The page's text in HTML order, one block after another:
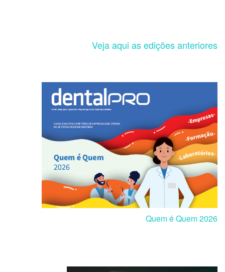
Veja aqui as edições anteriores
Quem é Quem 2026